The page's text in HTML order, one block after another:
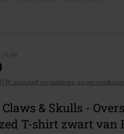
29,99
exclusief verpakkings- en
Claws & Skulls -
T-shirt zwart van